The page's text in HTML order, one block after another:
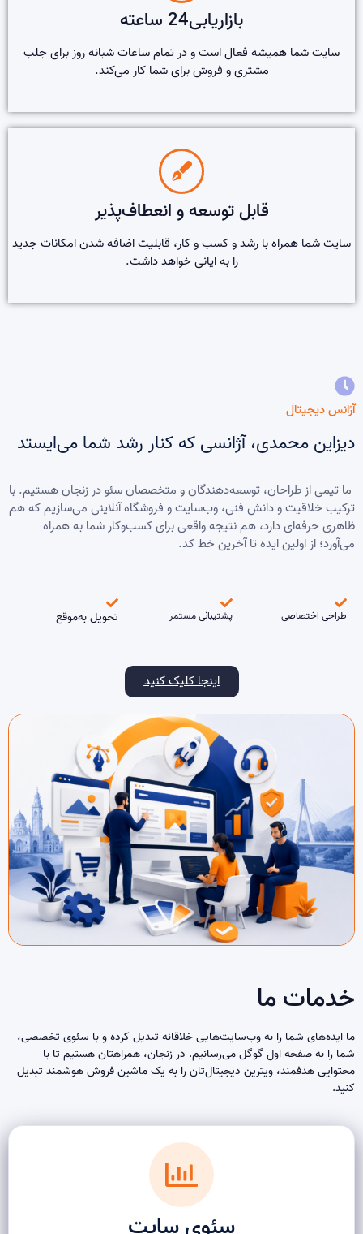
بازاریابی24 ساعته
سایت شما همیشه فعال است و در تمام ساعات شبانه روز برای جلب
مشتری و فروش برای شما کار می‌کند.
قابل توسعه و انعطاف‌پذیر
سایت شما همراه با رشد و کسب و کار، قابلیت اضافه شدن امکانات جدید
را به ایانی خواهد داشت.
آژانس دیجیتال
دیزاین محمدی، آژانسی که کنار رشد شما می‌ایستد
ما تیمی از طراحان، توسعه‌دهندگان و متخصصان سئو در زنجان هستیم. با
ترکیب خلاقیت و دانش فنی، وب‌سایت و فروشگاه آنلاینی می‌سازیم که هم
ظاهری حرفه‌ای دارد، هم نتیجه واقعی برای کسب‌وکار شما به همراه
می‌آورد؛ از اولین ایده تا آخرین خط کد.
طراحی اختصاصی پشتیبانی مستمر تحویل به‌موقع
اینجا کلیک کنید
خدمات ما​
ما ایده‌های شما را به وب‌سایت‌هایی خلاقانه تبدیل کرده و با سئوی تخصصی،
شما را به صفحه اول گوگل می‌رسانیم. در زنجان، همراهتان هستیم تا با
محتوایی هدفمند، ویترین دیجیتال‌تان را به یک ماشین فروش هوشمند تبدیل
کنید.